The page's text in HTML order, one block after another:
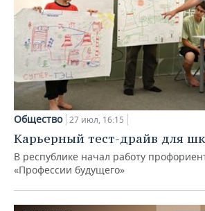
Общество 27 июл, 16:15
Карьерный тест-драйв для
В республике начал работу
«Профессии будущего»